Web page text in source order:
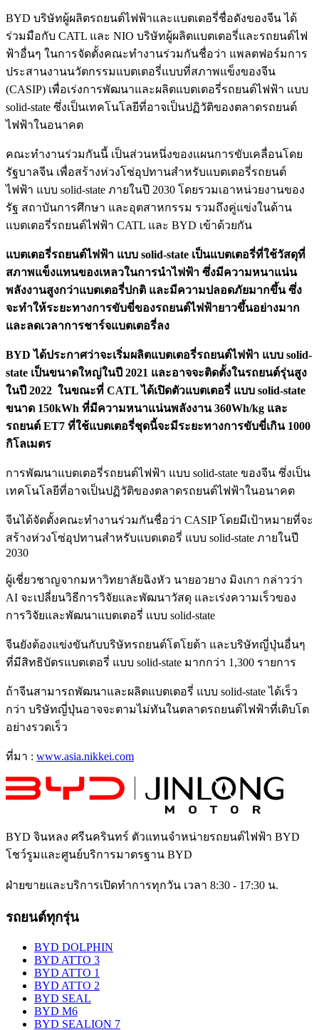
BYD บริษัทผู้ผลิตรถยนต์ไฟฟ้าและแบตเตอรี่ชื่อดังของจีน ได้
ร่วมมือกับ CATL และ NIO บริษัทผู้ผลิตแบตเตอรี่และรถยนต์ไฟ
ฟ้าอื่นๆ ในการจัดตั้งคณะทำงานร่วมกันชื่อว่า แพลตฟอร์มการ
ประสานงานนวัตกรรมแบตเตอรี่แบบที่สภาพแข็งของจีน
(CASIP) เพื่อเร่งการพัฒนาและผลิตแบตเตอรี่รถยนต์ไฟฟ้า แบบ
solid-state ซึ่งเป็นเทคโนโลยีที่อาจเป็นปฏิวัติของตลาดรถยนต์
ไฟฟ้าในอนาคต
คณะทำงานร่วมกันนี้ เป็นส่วนหนึ่งของแผนการขับเคลื่อนโดย
รัฐบาลจีน เพื่อสร้างห่วงโซ่อุปทานสำหรับแบตเตอรี่รถยนต์
ไฟฟ้า แบบ solid-state ภายในปี 2030 โดยรวมเอาหน่วยงานของ
รัฐ สถาบันการศึกษา และอุตสาหกรรม รวมถึงคู่แข่งในด้าน
แบตเตอรี่รถยนต์ไฟฟ้า CATL และ BYD เข้าด้วยกัน
แบตเตอรี่รถยนต์ไฟฟ้า แบบ solid-state เป็นแบตเตอรี่ที่ใช้วัสดุที่
สภาพแข็งแทนของเหลวในการนำไฟฟ้า ซึ่งมีความหนาแน่น
พลังงานสูงกว่าแบตเตอรี่ปกติ และมีความปลอดภัยมากขึ้น ซึ่ง
จะทำให้ระยะทางการขับขี่ของรถยนต์ไฟฟ้ายาวขึ้นอย่างมาก
และลดเวลาการชาร์จแบตเตอรี่ลง
BYD ได้ประกาศว่าจะเริ่มผลิตแบตเตอรี่รถยนต์ไฟฟ้า แบบ solid-
state เป็นขนาดใหญ่ในปี 2021 และอาจจะติดตั้งในรถยนต์รุ่นสูง
ในปี 2022 ในขณะที่ CATL ได้เปิดตัวแบตเตอรี่ แบบ solid-state
ขนาด 150kWh ที่มีความหนาแน่นพลังงาน 360Wh/kg และ
รถยนต์ ET7 ที่ใช้แบตเตอรี่ชุดนี้จะมีระยะทางการขับขี่เกิน 1000
กิโลเมตร
การพัฒนาแบตเตอรี่รถยนต์ไฟฟ้า แบบ solid-state ของจีน ซึ่งเป็น
เทคโนโลยีที่อาจเป็นปฏิวัติของตลาดรถยนต์ไฟฟ้าในอนาคต
จีนได้จัดตั้งคณะทำงานร่วมกันชื่อว่า CASIP โดยมีเป้าหมายที่จะ
สร้างห่วงโซ่อุปทานสำหรับแบตเตอรี่ แบบ solid-state ภายในปี
2030
ผู้เชี่ยวชาญจากมหาวิทยาลัยฉิงหัว นายอวยาง มิงเกา กล่าวว่า
AI จะเปลี่ยนวิธีการวิจัยและพัฒนาวัสดุ และเร่งความเร็วของ
การวิจัยและพัฒนาแบตเตอรี่ แบบ solid-state
จีนยังต้องแข่งขันกับบริษัทรถยนต์โตโยต้า และบริษัทญี่ปุ่นอื่นๆ
ที่มีสิทธิบัตรแบตเตอรี่ แบบ solid-state มากกว่า 1,300 รายการ
ถ้าจีนสามารถพัฒนาและผลิตแบตเตอรี่ แบบ solid-state ได้เร็ว
กว่า บริษัทญี่ปุ่นอาจจะตามไม่ทันในตลาดรถยนต์ไฟฟ้าที่เติบโต
อย่างรวดเร็ว
ที่มา : www.asia.nikkei.com
BYD จินหลง ศรีนครินทร์ ตัวแทนจำหน่ายรถยนต์ไฟฟ้า BYD
โชว์รูมและศูนย์บริการมาตรฐาน BYD
ฝ่ายขายและบริการเปิดทำการทุกวัน เวลา 8:30 - 17:30 น.
รถยนต์ทุกรุ่น
BYD DOLPHIN
BYD ATTO 3
BYD ATTO 1
BYD ATTO 2
BYD SEAL
BYD M6
BYD SEALION 7